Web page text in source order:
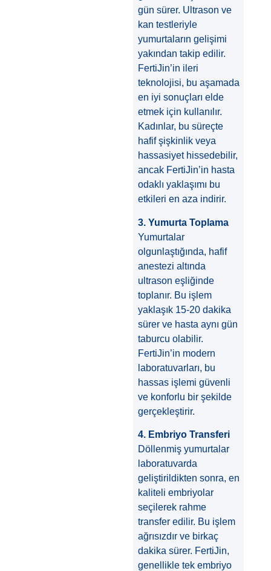
gün sürer. Ultrason ve
kan testleriyle
yumurtaların gelişimi
yakından takip edilir.
FertiJin’in ileri
teknolojisi, bu aşamada
en iyi sonuçları elde
etmek için kullanılır.
Kadınlar, bu süreçte
hafif şişkinlik veya
hassasiyet hissedebilir,
ancak FertiJin’in hasta
odaklı yaklaşımı bu
etkileri en aza indirir.
3. Yumurta Toplama
Yumurtalar
olgunlaştığında, hafif
anestezi altında
ultrason eşliğinde
toplanır. Bu işlem
yaklaşık 15-20 dakika
sürer ve hasta aynı gün
taburcu olabilir.
FertiJin’in modern
laboratuvarları, bu
hassas işlemi güvenli
ve konforlu bir şekilde
gerçekleştirir.
4. Embriyo Transferi
Döllenmiş yumurtalar
laboratuvarda
geliştirildikten sonra, en
kaliteli embriyolar
seçilerek rahme
transfer edilir. Bu işlem
ağrısızdır ve birkaç
dakika sürer. FertiJin,
genellikle tek embriyo